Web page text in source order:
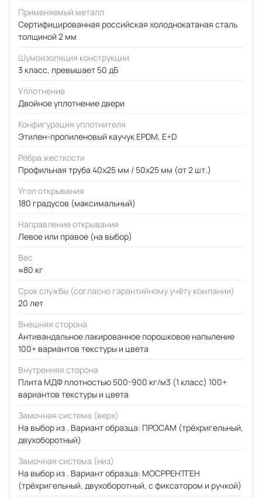
Применяемый металл
Сертифицированная российская холоднокатаная сталь
толщиной 2 мм
Шумоизоляция конструкции
3 класс, превышает 50 дБ
Уплотнение
Двойное уплотнение двери
Конфигурация уплотнителя
Этилен-пропиленовый каучук EPDM, E+D
Рёбра жесткости
Профильная труба 40х25 мм / 50x25 мм (от 2 шт.)
Угол открывания
180 градусов (максимальный)
Направление открывания
Левое или правое (на выбор)
Вес
≈80 кг
Срок службы (согласно гарантийному учёту компании)
20 лет
Внешняя сторона
Антивандальное лакированное порошковое напыление
100+ вариантов текстуры и цвета
Внутренняя сторона
Плита МДФ плотностью 500-900 кг/м3 (1 класс) 100+
вариантов текстуры и цвета
Замочная система (верх)
На выбор из . Вариант образца: ПРОСАМ (трёхригельный,
двухоборотный)
Замочная система (низ)
На выбор из . Вариант образца: МОСРРЕНТГЕН
(трёхригельный, двухоборотный, с фиксатором и ручкой)